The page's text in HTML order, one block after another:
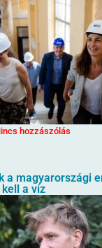
hozzászólás
a magyarországi
a víz